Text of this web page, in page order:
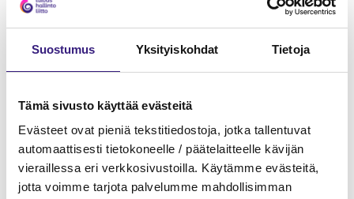
Suostumus Yksityiskohdat Tietoja
Tämä sivusto käyttää evästeitä
Evästeet ovat pieniä tekstitiedostoja, jotka tallentuvat
automaattisesti tietokoneelle / päätelaitteelle kävijän
vieraillessa eri verkkosivustoilla. Käytämme evästeitä,
jotta voimme tarjota palvelumme mahdollisimman